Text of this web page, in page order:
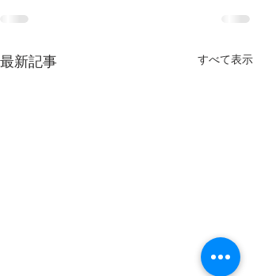
最新記事 すべて表示